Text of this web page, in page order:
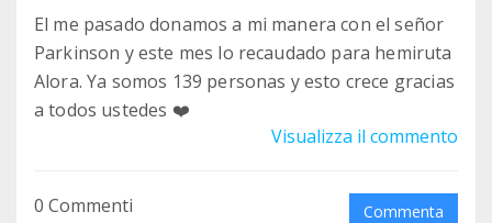
El me pasado donamos a mi manera con el señor
Parkinson y este mes lo recaudado para hemiruta
Alora. Ya somos 139 personas y esto crece gracias
a todos ustedes ❤️
Visualizza il commento
0 Commenti Commenta